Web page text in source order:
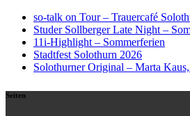
so-talk on Tour – Trauercafé
Studer Sollberger Late Night –
11i-Highlight – Sommerferien
Stadtfest Solothurn 2026
Solothurner Original – Marta
Seiten